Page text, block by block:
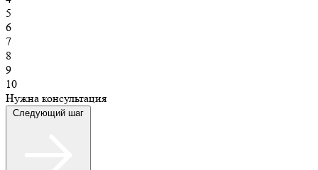
5
6
7
8
9
10
Нужна консультация
Следующий шаг